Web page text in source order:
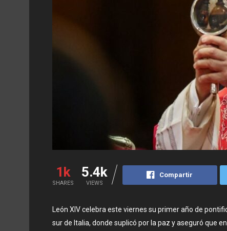
1k
SHARES
5.4k
VIEWS
Compartir
León XIV celebra este viernes su primer año de
sur de Italia, donde suplicó por la paz y aseguró que